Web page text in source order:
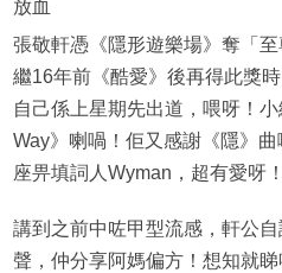
放血
張敬軒憑《隱形遊樂場》奪「
繼16年前《酷愛》後再得此獎
自己係上星期先出道，喂呀！
Way》喇喎！佢又感謝《隱》
座畀填詞人Wyman，超有愛呀！
講到之前中咗甲型流感，軒公
聲，仲分享阿媽偏方！想知就睇